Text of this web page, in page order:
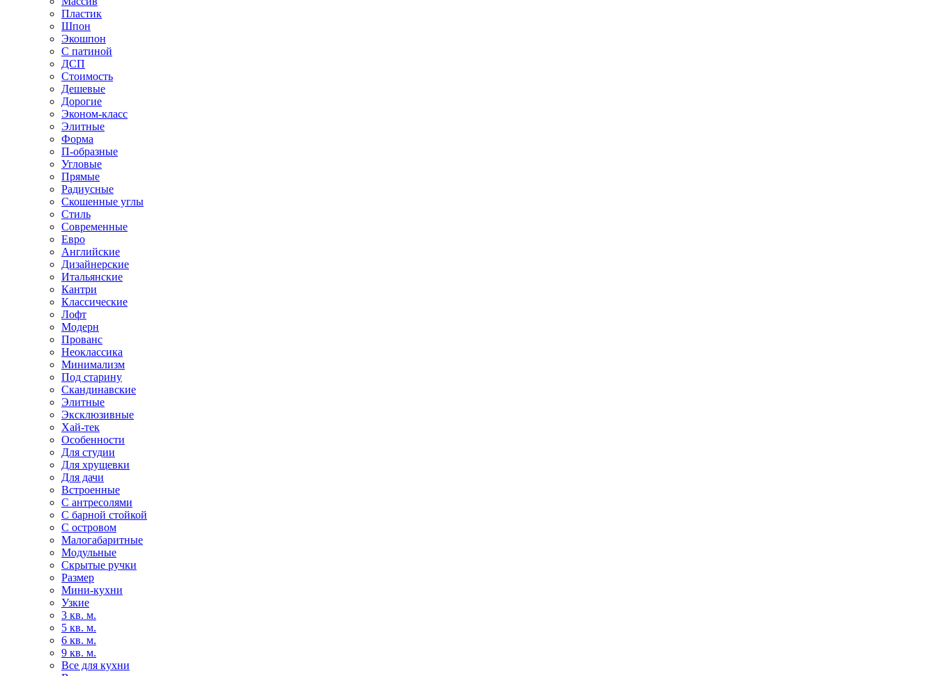
Пластик
Шпон
Экошпон
С патиной
ДСП
Стоимость
Дешевые
Дорогие
Эконом-класс
Элитные
Форма
П-образные
Угловые
Прямые
Радиусные
Скошенные углы
Стиль
Современные
Евро
Английские
Дизайнерские
Итальянские
Кантри
Классические
Лофт
Модерн
Прованс
Неоклассика
Минимализм
Под старину
Скандинавские
Элитные
Эксклюзивные
Хай-тек
Особенности
Для студии
Для хрущевки
Для дачи
Встроенные
С антресолями
С барной стойкой
С островом
Малогабаритные
Модульные
Скрытые ручки
Размер
Мини-кухни
Узкие
3 кв. м.
5 кв. м.
6 кв. м.
9 кв. м.
Все для кухни